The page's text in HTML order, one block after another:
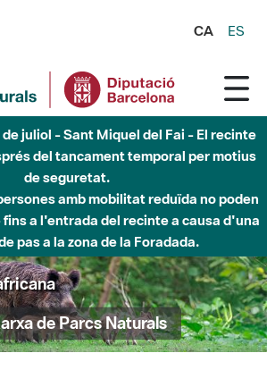
CA ES
juliol - Sant Miquel del Fai - El recinte
del tancament temporal per motius
de seguretat.
amb mobilitat reduïda no poden
a l'entrada del recinte a causa d'una
pas a la zona de la Foradada.
de Parcs Naturals